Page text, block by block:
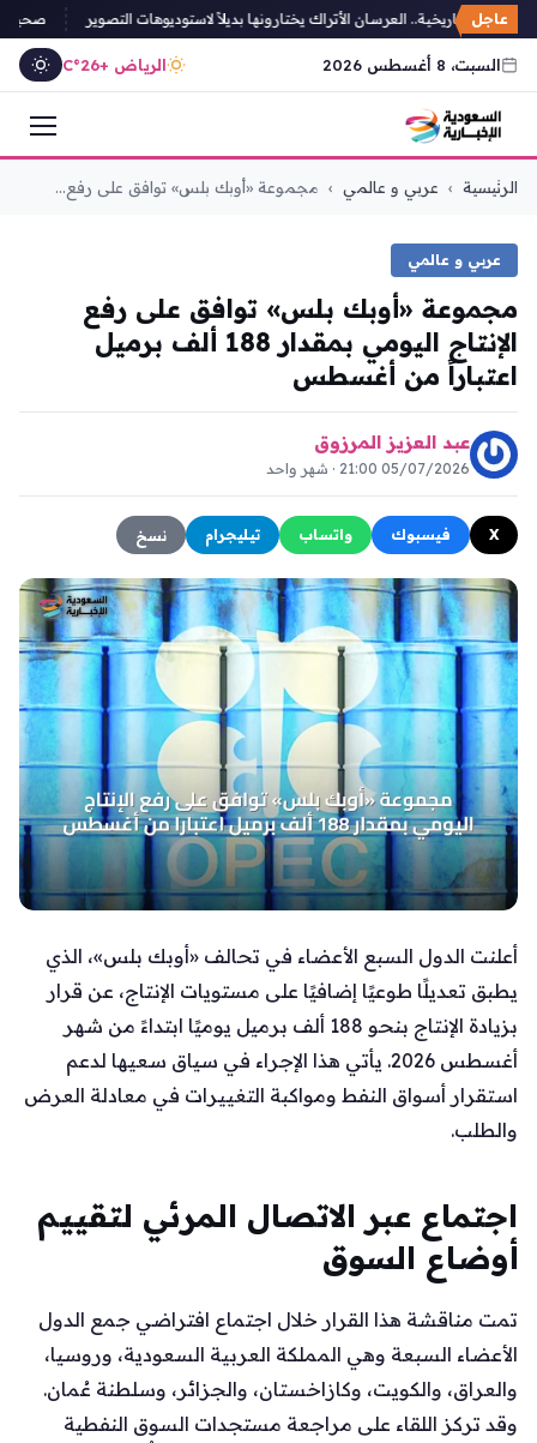
عاجل
التاريخية.. العرسان الأتراك يختارونها بديلاً لاستوديوهات التصوير صحيفة
السبت، 8 أغسطس 2026 الرياض +26°C
التجاوز
الرئيسية › عربي و عالمي › مجموعة «أوبك بلس» توافق على رفع...
عربي و عالمي
مجموعة «أوبك بلس» توافق على رفع
الإنتاج اليومي بمقدار 188 ألف برميل
اعتباراً من أغسطس
عبد العزيز المرزوق
05/07/2026 21:00 · شهر واحد
X فيسبوك واتساب تيليجرام نسخ
أعلنت الدول السبع الأعضاء في تحالف «أوبك بلس»، الذي
يطبق تعديلًا طوعيًا إضافيًا على مستويات الإنتاج، عن قرار
بزيادة الإنتاج بنحو 188 ألف برميل يوميًا ابتداءً من شهر
أغسطس 2026. يأتي هذا الإجراء في سياق سعيها لدعم
استقرار أسواق النفط ومواكبة التغييرات في معادلة العرض
والطلب.
اجتماع عبر الاتصال المرئي لتقييم
أوضاع السوق
تمت مناقشة هذا القرار خلال اجتماع افتراضي جمع الدول
الأعضاء السبعة وهي المملكة العربية السعودية، وروسيا،
والعراق، والكويت، وكازاخستان، والجزائر، وسلطنة عُمان.
وقد تركز اللقاء على مراجعة مستجدات السوق النفطية